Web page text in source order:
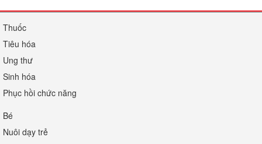
Thuốc
Tiêu hóa
Ung thư
Sinh hóa
Phục hồi chức năng
Bé
Nuôi dạy trẻ